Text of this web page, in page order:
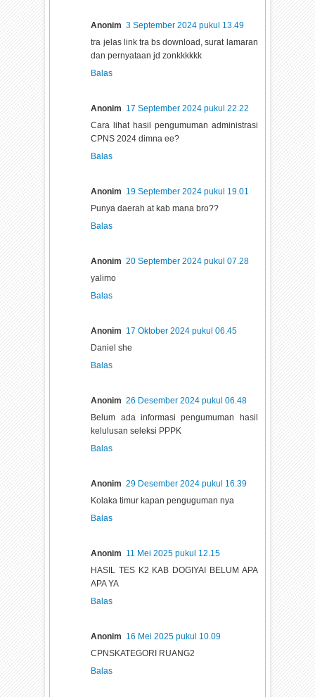
Anonim 3 September 2024 pukul 13.49
tra jelas link tra bs download, surat lamaran
dan pernyataan jd zonkkkkkk
Balas
Anonim 17 September 2024 pukul 22.22
Cara lihat hasil pengumuman administrasi
CPNS 2024 dimna ee?
Balas
Anonim 19 September 2024 pukul 19.01
Punya daerah at kab mana bro??
Balas
Anonim 20 September 2024 pukul 07.28
yalimo
Balas
Anonim 17 Oktober 2024 pukul 06.45
Daniel she
Balas
Anonim 26 Desember 2024 pukul 06.48
Belum ada informasi pengumuman hasil
kelulusan seleksi PPPK
Balas
Anonim 29 Desember 2024 pukul 16.39
Kolaka timur kapan penguguman nya
Balas
Anonim 11 Mei 2025 pukul 12.15
HASIL TES K2 KAB DOGIYAI BELUM APA
APA YA
Balas
Anonim 16 Mei 2025 pukul 10.09
CPNSKATEGORI RUANG2
Balas